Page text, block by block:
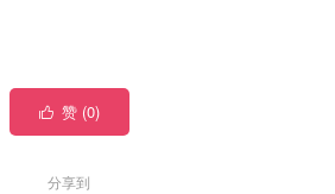
 赞 (0)
分享到